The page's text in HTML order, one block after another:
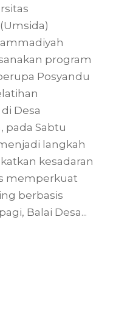
program
Posyandu
Desa
pada Sabtu
langkah
kesadaran
memperkuat
berbasis
Balai Desa...